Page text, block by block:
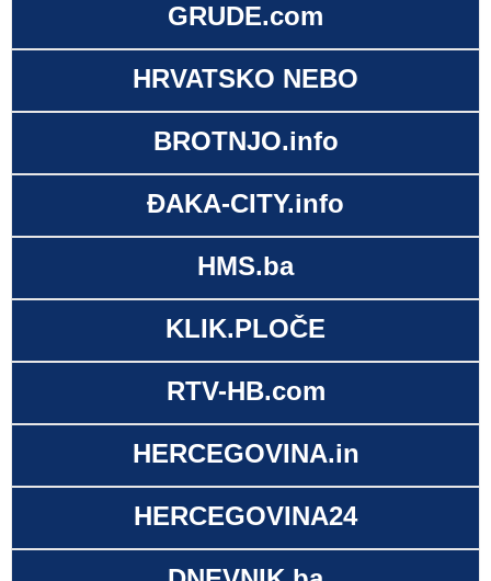
GRUDE.com
HRVATSKO NEBO
BROTNJO.info
ĐAKA-CITY.info
HMS.ba
KLIK.PLOČE
RTV-HB.com
HERCEGOVINA.in
HERCEGOVINA24